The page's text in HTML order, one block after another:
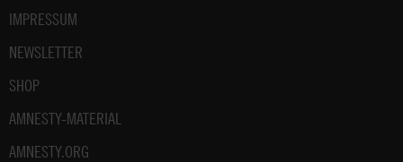
IMPRESSUM
NEWSLETTER
SHOP
AMNESTY-MATERIAL
AMNESTY.ORG